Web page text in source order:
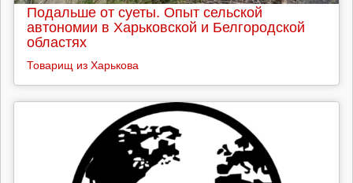
Подальше от суеты. Опыт сельской
автономии в Харьковской и Белгородской
областях
Товарищ из Харькова